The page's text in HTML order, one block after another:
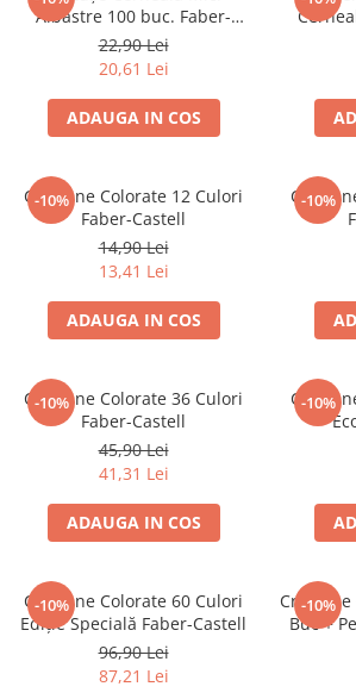
Suporturi și organizatoare de birou
Caiete și Blocuri
Blocnotesuri
Blocuri de desen
Caiete Biologie
Caiete cu Spirală
Caiete Dictando
Caiete Geografie
Caiete Matematica
Caiete Muzică
Caiete Studențești
Caiete Tip II
Caiete Velin
Vocabulare
Calculatoare
Instrumente de scris și desen
Carioci
Creioane cerate
Creioane colorate
Creioane mecanice
Albastre 100 buc. Faber-
Castell
22,90 Lei
20,61 Lei
ADAUGA IN COS
-10%
Creioane Colorate 12 Culori
Faber-Castell
14,90 Lei
13,41 Lei
ADAUGA IN COS
-10%
-10%
Creioane Colorate 36 Culori
Faber-Castell
45,90 Lei
41,31 Lei
ADAUGA IN COS
-10%
-10%
Creioane Colorate 60 Culori
Ediție Specială Faber-Castell
96,90 Lei
87,21 Lei
-10%
Buc +